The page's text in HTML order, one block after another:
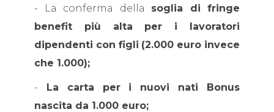
- La conferma della soglia di fringe
benefit più alta per i lavoratori
dipendenti con figli (2.000 euro invece
che 1.000);
- La carta per i nuovi nati Bonus
nascita da 1.000 euro;